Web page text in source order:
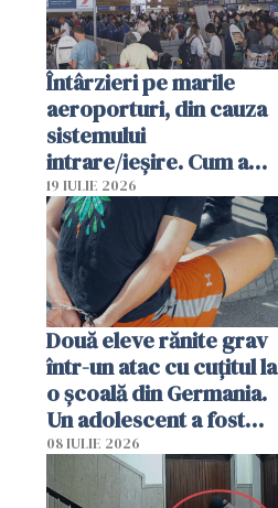
Întârzieri pe marile
aeroporturi, din cauza
sistemului
intrare/ieșire. Cum a
ajuns o femeie să fie
arestată în Cluj-Napoca
19 IULIE 2026
Două eleve rănite grav
într-un atac cu cuțitul la
o școală din Germania.
Un adolescent a fost
arestat
08 IULIE 2026